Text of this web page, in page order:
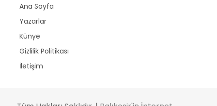
Ana Sayfa
Yazarlar
Künye
Gizlilik Politikası
İletişim